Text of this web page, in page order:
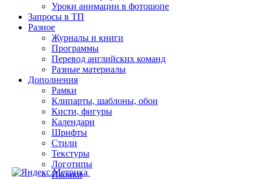
Уроки анимации в фотошопе
Запросы в ТП
Разное
Журналы и книги
Программы
Перевод английских команд
Разные материалы
Дополнения
Рамки
Клипарты, шаблоны, обои
Кисти, фигуры
Календари
Шрифты
Стили
Текстуры
Логотипы
Иконки